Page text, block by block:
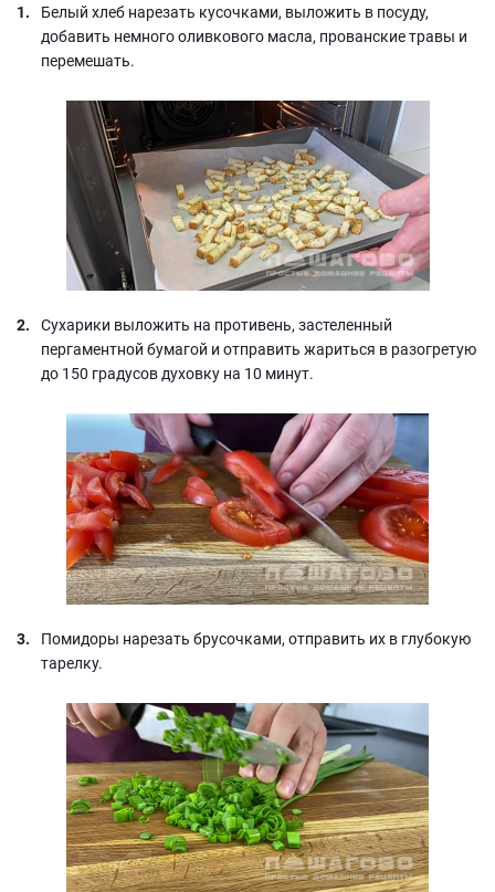
Белый хлеб нарезать кусочками, выложить в посуду,
добавить немного оливкового масла, прованские травы и
перемешать.
Сухарики выложить на противень, застеленный
пергаментной бумагой и отправить жариться в разогретую
до 150 градусов духовку на 10 минут.
Помидоры нарезать брусочками, отправить их в глубокую
тарелку.